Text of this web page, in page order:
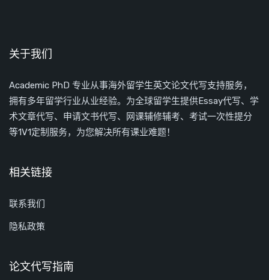
关于我们
Academic PhD 专业从事海外留学生英文论文代写支持服务，
拥有多年留学行业从业经验。为全球留学生提供Essay代写、学
术文章代写、申请文书代写、网课辅修辅考、考试一次性提分
等1V1定制服务，为您解决所有课业难题！
相关链接
联系我们
隐私政策
论文代写指南